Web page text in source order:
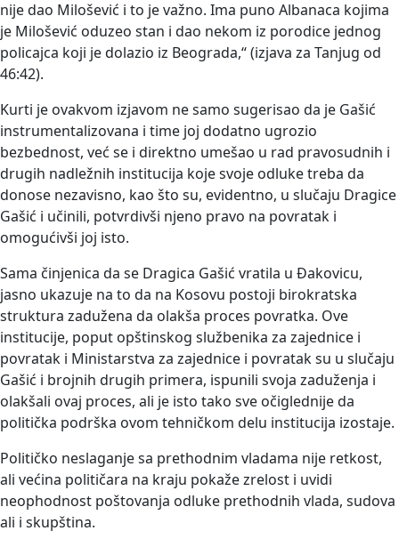
nije dao Milošević i to je važno. Ima puno Albanaca kojima
je Milošević oduzeo stan i dao nekom iz porodice jednog
policajca koji je dolazio iz Beograda,“ (izjava za Tanjug od
46:42).
Kurti je ovakvom izjavom ne samo sugerisao da je Gašić
instrumentalizovana i time joj dodatno ugrozio
bezbednost, već se i direktno umešao u rad pravosudnih i
drugih nadležnih institucija koje svoje odluke treba da
donose nezavisno, kao što su, evidentno, u slučaju Dragice
Gašić i učinili, potvrdivši njeno pravo na povratak i
omogućivši joj isto.
Sama činjenica da se Dragica Gašić vratila u Đakovicu,
jasno ukazuje na to da na Kosovu postoji birokratska
struktura zadužena da olakša proces povratka. Ove
institucije, poput opštinskog službenika za zajednice i
povratak i Ministarstva za zajednice i povratak su u slučaju
Gašić i brojnih drugih primera, ispunili svoja zaduženja i
olakšali ovaj proces, ali je isto tako sve očiglednije da
politička podrška ovom tehničkom delu institucija izostaje.
Političko neslaganje sa prethodnim vladama nije retkost,
ali većina političara na kraju pokaže zrelost i uvidi
neophodnost poštovanja odluke prethodnih vlada, sudova
ali i skupština.